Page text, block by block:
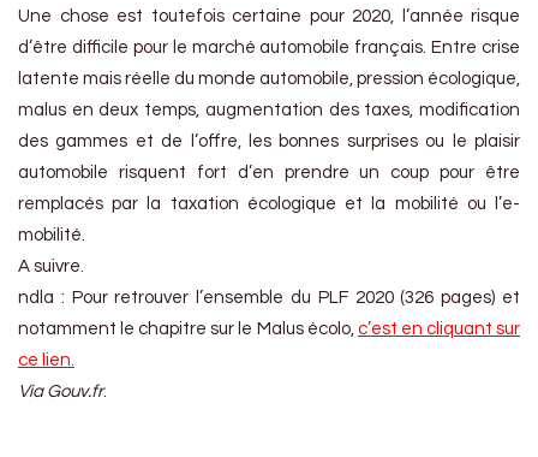
Une chose est toutefois certaine pour 2020, l’année risque
d’être difficile pour le marché automobile français. Entre crise
latente mais réelle du monde automobile, pression écologique,
malus en deux temps, augmentation des taxes, modification
des gammes et de l’offre, les bonnes surprises ou le plaisir
automobile risquent fort d’en prendre un coup pour être
remplacés par la taxation écologique et la mobilité ou l’e-
mobilité.
A suivre.
ndla : Pour retrouver l’ensemble du PLF 2020 (326 pages) et
notamment le chapitre sur le Malus écolo, c’est en cliquant sur
ce lien.
Via Gouv.fr.